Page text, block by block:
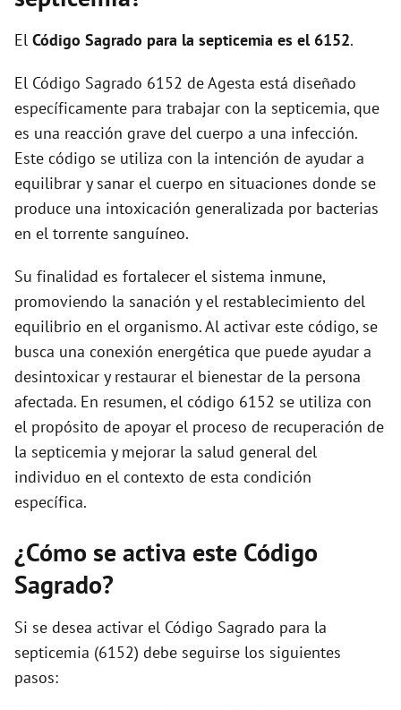
e
o
El Código Sagrado para la septicemia es el 6152.
El Código Sagrado 6152 de Agesta está diseñado
específicamente para trabajar con la septicemia, que
es una reacción grave del cuerpo a una infección.
Este código se utiliza con la intención de ayudar a
equilibrar y sanar el cuerpo en situaciones donde se
produce una intoxicación generalizada por bacterias
en el torrente sanguíneo.
Su finalidad es fortalecer el sistema inmune,
promoviendo la sanación y el restablecimiento del
equilibrio en el organismo. Al activar este código, se
busca una conexión energética que puede ayudar a
desintoxicar y restaurar el bienestar de la persona
afectada. En resumen, el código 6152 se utiliza con
el propósito de apoyar el proceso de recuperación de
la septicemia y mejorar la salud general del
individuo en el contexto de esta condición
específica.
¿Cómo se activa este Código
Sagrado?
Si se desea activar el Código Sagrado para la
septicemia (6152) debe seguirse los siguientes
pasos: